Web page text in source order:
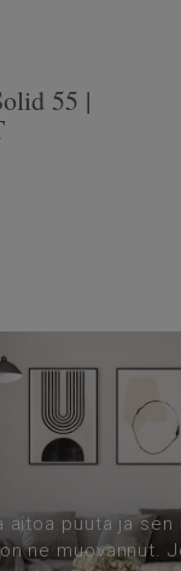
55 |
aitoa puuta ja sen
ne muovannut.